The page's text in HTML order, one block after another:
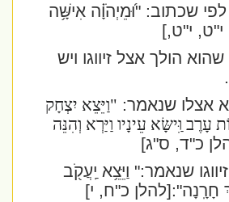
שכתוב: "וּ֝מֵיְהֹוָ֗ה אִישָּׁ֥ה
י"ט,]
הולך אצל זיווגו ויש
אצלו שנאמר:"וַיֵּצֵא יִצְחָק
וִַּישָּׂא עֵינָיו וַיַּרְא וְהִנֵּה
כ"ד, ס"ג]
שנאמר:" וַיֵּצֵ֥א יַֽעֲקֹ֖ב
׃[להלן כ"ח, י]